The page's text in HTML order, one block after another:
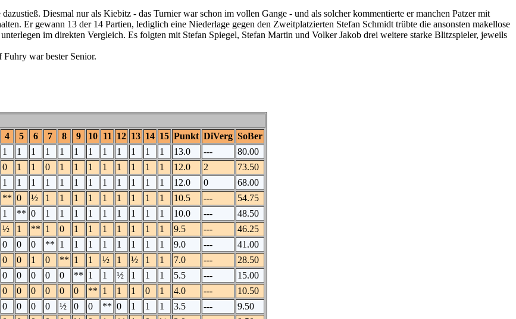
Diesmal nur als Kiebitz - das Turnier war schon im vollen Gange - und als solcher kommentierte er manchen Patzer mit
Er gewann 13 der 14 Partien, lediglich eine Niederlage gegen den Zweitplatzierten Stefan Schmidt trübte die ansonsten makellose
im direkten Vergleich. Es folgten mit Stefan Spiegel, Stefan Martin und Volker Jakob drei weitere starke Blitzspieler, jeweils
war bester Senior.
4 5 6 7 8 9 10 11 12 13 14 15 Punkt DiVerg SoBer
1 1 1 1 1 1 1 1 1 1 1 1 13.0 ---
80.00
0 1 1 0 1 1 1 1 1 1 1 1 12.0 2
73.50
1 1 1 1 1 1 1 1 1 1 1 1 12.0 0
68.00
** 0 ½ 1 1 1 1 1 1 1 1 1 10.5 ---
54.75
1 ** 0 1 1 1 1 1 1 1 1 1 10.0 ---
48.50
½ 1 ** 1 0 1 1 1 1 1 1 1 9.5 ---
46.25
0 0 0 ** 1 1 1 1 1 1 1 1 9.0 ---
41.00
0 0 1 0 ** 1 1 ½ 1 ½ 1 1 7.0 ---
28.50
0 0 0 0 0 ** 1 1 ½ 1 1 1 5.5 ---
15.00
0 0 0 0 0 0 ** 1 1 1 0 1 4.0 ---
10.50
0 0 0 0 ½ 0 0 ** 0 1 1 1 3.5 ---
9.50